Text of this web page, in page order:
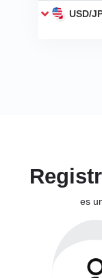
es